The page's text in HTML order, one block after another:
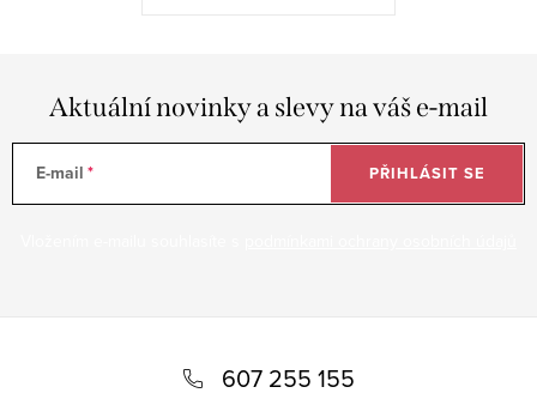
Aktuální novinky a slevy na váš e-mail
E-mail PŘIHLÁSIT SE
607 255 155